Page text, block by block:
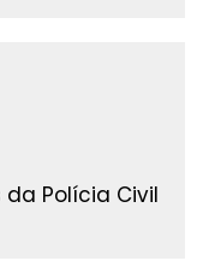
Polícia Civil